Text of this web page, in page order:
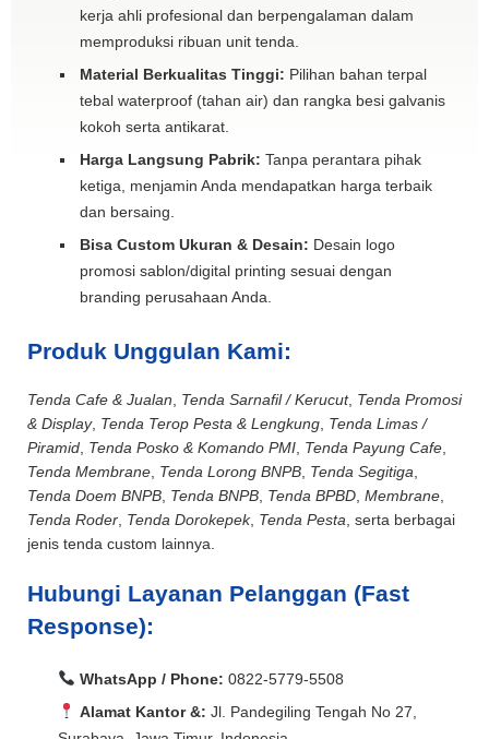
kerja ahli profesional dan berpengalaman dalam
memproduksi ribuan unit tenda.
Material Berkualitas Tinggi: Pilihan bahan terpal
tebal waterproof (tahan air) dan rangka besi galvanis
kokoh serta antikarat.
Harga Langsung Pabrik: Tanpa perantara pihak
ketiga, menjamin Anda mendapatkan harga terbaik
dan bersaing.
Bisa Custom Ukuran & Desain: Desain logo
promosi sablon/digital printing sesuai dengan
branding perusahaan Anda.
Produk Unggulan Kami:
Tenda Cafe & Jualan Tenda Sarnafil / Kerucut, Tenda Promosi
& Display, Tenda Terop Pesta & Lengkung Tenda Limas /
Piramid Tenda Posko & Komando PMI Tenda Payung Cafe
Tenda Membrane Tenda Lorong BNPB Tenda Segitiga
Tenda Doem BNPB Tenda BNPB Tenda BPBD Membrane
Tenda Roder Tenda Dorokepek, Tenda Pesta , serta berbagai
jenis tenda custom lainnya.
Hubungi Layanan Pelanggan (Fast
Response):
WhatsApp / Phone: 0822-5779-5508
Alamat Kantor &: Jl. Pandegiling Tengah No 27,